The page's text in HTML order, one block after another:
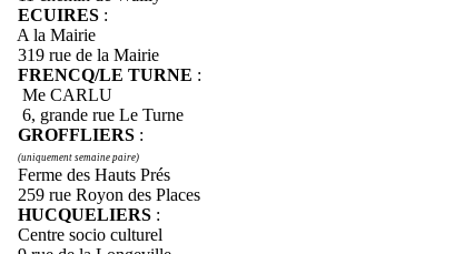
ECUIRES :
A la Mairie
319 rue de la Mairie
FRENCQ/LE TURNE :
Me CARLU
6, grande rue Le Turne
GROFFLIERS :
(uniquement semaine paire)
Ferme des Hauts Prés
259 rue Royon des Places
HUCQUELIERS :
Centre socio culturel